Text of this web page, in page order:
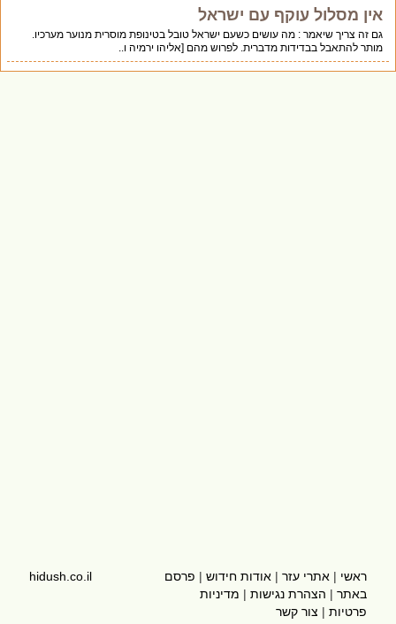
אין מסלול עוקף עם ישראל
גם זה צריך שיאמר : מה עושים כשעם ישראל טובל בטינופת מוסרית מנוער מערכיו.
מותר להתאבל בבדידות מדברית. לפרוש מהם [אליהו ירמיה ו..
ראשי | אתרי עזר | אודות חידוש | פרסם
באתר | הצהרת נגישות | מדיניות
פרטיות | צור קשר
hidush.co.il